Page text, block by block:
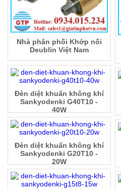
Nhà phân phối Khớp nối
Deublin Việt Nam
Đèn diệt khuẩn không khí
Sankyodenki G40T10 -
40W
Đèn diệt khuẩn không khí
Sankyodenki G20T10 -
20W